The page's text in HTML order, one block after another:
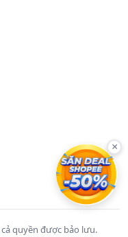
quyền được bảo lưu.
×